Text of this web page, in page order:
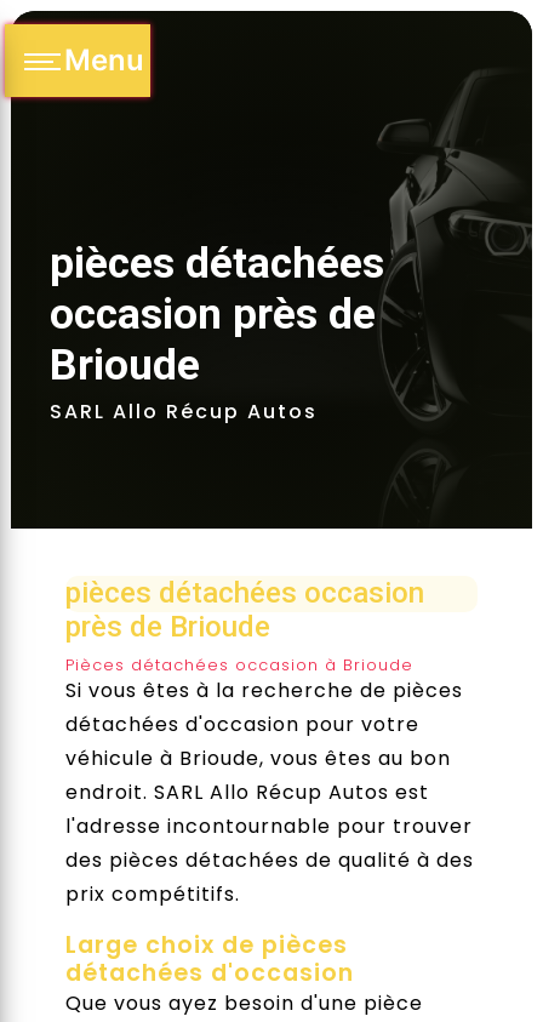
Menu
pièces détachées
occasion près de
Brioude
SARL Allo Récup Autos
pièces détachées occasion
près de Brioude
Pièces détachées occasion à Brioude
Si vous êtes à la recherche de pièces
détachées d'occasion pour votre
véhicule à Brioude, vous êtes au bon
endroit. SARL Allo Récup Autos est
l'adresse incontournable pour trouver
des pièces détachées de qualité à des
prix compétitifs.
Large choix de pièces
détachées d'occasion
Que vous ayez besoin d'une pièce
Panneau de gestion des cookies